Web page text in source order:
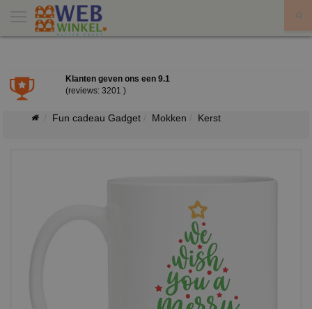
Klanten geven ons een 9.1
(reviews: 3201 )
Fun cadeau Gadget Mokken Kerst